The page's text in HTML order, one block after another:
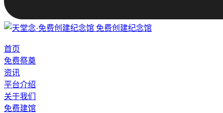
免费创建纪念馆
首页
免费祭奠
资讯
平台介绍
关于我们
免费建馆